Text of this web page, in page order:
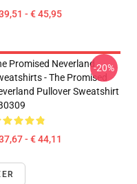
- € 45,95
Promised Neverland
- The Promised
Pullover Sweatshirt
- € 44,11
-20%